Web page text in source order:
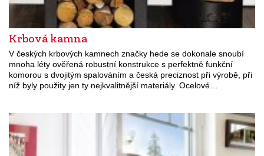
Krbová kamna
V českých krbových kamnech značky hede se dokonale snoubí
mnoha léty ověřená robustní konstrukce s perfektně funkční
komorou s dvojitým spalováním a česká preciznost při výrobě, při
níž byly použity jen ty nejkvalitnější materiály. Ocelové…